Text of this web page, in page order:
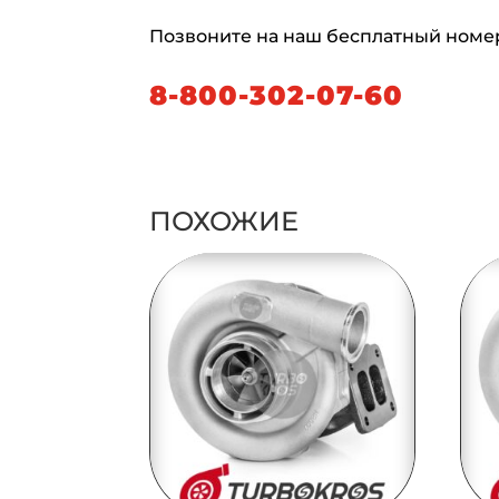
Позвоните на наш бесплатный
8-800-302-07-60
ПОХОЖИЕ